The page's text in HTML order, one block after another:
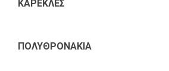
ΚΑΡΕΚΛΕΣ
ΠΟΛΥΘΡΟΝΑΚΙΑ